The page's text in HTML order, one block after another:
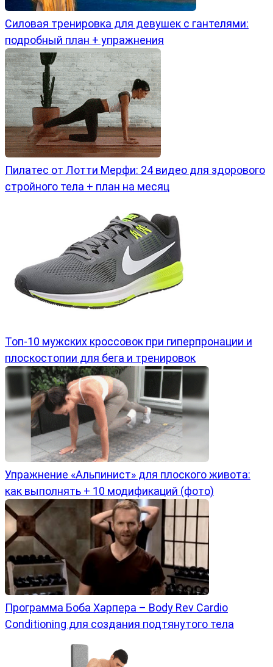
Силовая тренировка для девушек с гантелями:
подробный план + упражнения
Пилатес от Лотти Мерфи: 24 видео для здорового
стройного тела + план на месяц
Топ-10 мужских кроссовок при гиперпронации и
плоскостопии для бега и тренировок
Упражнение «Альпинист» для плоского живота:
как выполнять + 10 модификаций (фото)
Программа Боба Харпера – Body Rev Cardio
Conditioning для создания подтянутого тела